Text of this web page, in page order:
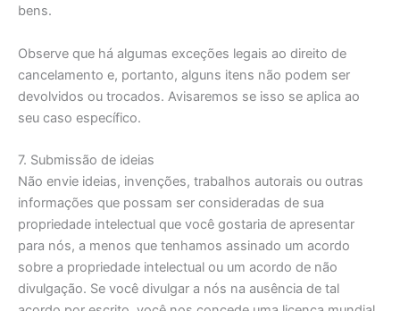
bens.
Observe que há algumas exceções legais ao direito de
cancelamento e, portanto, alguns itens não podem ser
devolvidos ou trocados. Avisaremos se isso se aplica ao
seu caso específico.
7. Submissão de ideias
Não envie ideias, invenções, trabalhos autorais ou outras
informações que possam ser consideradas de sua
propriedade intelectual que você gostaria de apresentar
para nós, a menos que tenhamos assinado um acordo
sobre a propriedade intelectual ou um acordo de não
divulgação. Se você divulgar a nós na ausência de tal